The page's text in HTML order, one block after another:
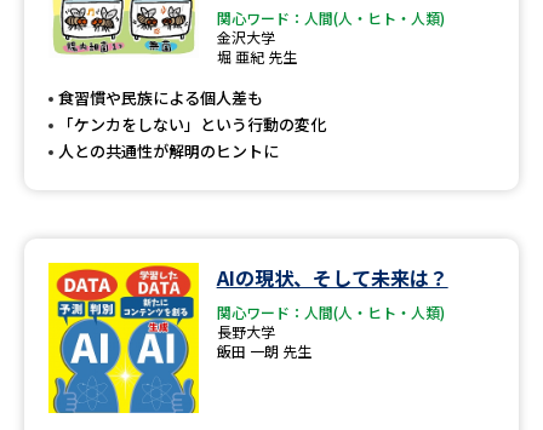
関心ワード：人間(人・ヒト・人類)
金沢大学
堀 亜紀 先生
食習慣や民族による個人差も
「ケンカをしない」という行動の変化
人との共通性が解明のヒントに
AIの現状、そして未来は？
関心ワード：人間(人・ヒト・人類)
長野大学
飯田 一朗 先生